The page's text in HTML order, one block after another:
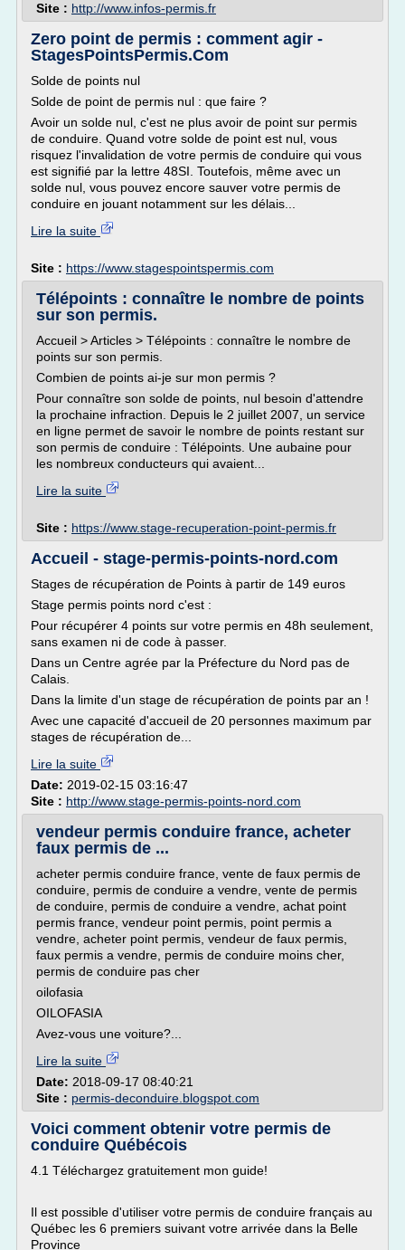
Site : http://www.infos-permis.fr
Zero point de permis : comment agir -
StagesPointsPermis.Com
Solde de points nul
Solde de point de permis nul : que faire ?
Avoir un solde nul, c'est ne plus avoir de point sur permis
de conduire. Quand votre solde de point est nul, vous
risquez l'invalidation de votre permis de conduire qui vous
est signifié par la lettre 48SI. Toutefois, même avec un
solde nul, vous pouvez encore sauver votre permis de
conduire en jouant notamment sur les délais...
Lire la suite
Site : https://www.stagespointspermis.com
Télépoints : connaître le nombre de points
sur son permis.
Accueil > Articles > Télépoints : connaître le nombre de
points sur son permis.
Combien de points ai-je sur mon permis ?
Pour connaître son solde de points, nul besoin d'attendre
la prochaine infraction. Depuis le 2 juillet 2007, un service
en ligne permet de savoir le nombre de points restant sur
son permis de conduire : Télépoints. Une aubaine pour
les nombreux conducteurs qui avaient...
Lire la suite
Site : https://www.stage-recuperation-point-permis.fr
Accueil - stage-permis-points-nord.com
Stages de récupération de Points à partir de 149 euros
Stage permis points nord c'est :
Pour récupérer 4 points sur votre permis en 48h seulement,
sans examen ni de code à passer.
Dans un Centre agrée par la Préfecture du Nord pas de
Calais.
Dans la limite d'un stage de récupération de points par an !
Avec une capacité d'accueil de 20 personnes maximum par
stages de récupération de...
Lire la suite
Date: 2019-02-15 03:16:47
Site : http://www.stage-permis-points-nord.com
vendeur permis conduire france, acheter
faux permis de ...
acheter permis conduire france, vente de faux permis de
conduire, permis de conduire a vendre, vente de permis
de conduire, permis de conduire a vendre, achat point
permis france, vendeur point permis, point permis a
vendre, acheter point permis, vendeur de faux permis,
faux permis a vendre, permis de conduire moins cher,
permis de conduire pas cher
oilofasia
OILOFASIA
Avez-vous une voiture?...
Lire la suite
Date: 2018-09-17 08:40:21
Site : permis-deconduire.blogspot.com
Voici comment obtenir votre permis de
conduire Québécois
4.1 Téléchargez gratuitement mon guide!
Il est possible d'utiliser votre permis de conduire français au
Québec les 6 premiers suivant votre arrivée dans la Belle
Province